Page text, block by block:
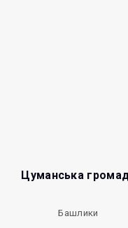
Цуманська
Башлики